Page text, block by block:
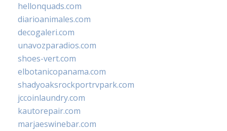
hellonquads.com
diarioanimales.com
decogaleri.com
unavozparadios.com
shoes-vert.com
elbotanicopanama.com
shadyoaksrockportrvpark.com
jccoinlaundry.com
kautorepair.com
marjaeswinebar.com